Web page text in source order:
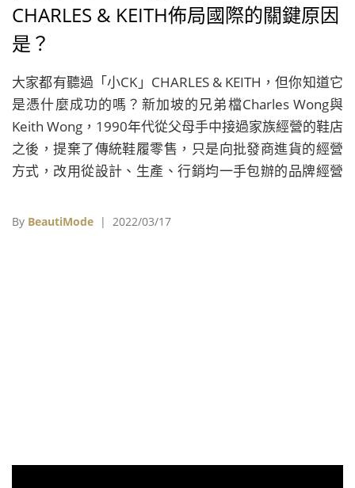
CHARLES & KEITH佈局國際的關鍵原因
是？
大家都有聽過「小CK」CHARLES & KEITH，但你知道它
是憑什麼成功的嗎？新加坡的兄弟檔Charles Wong與
Keith Wong，1990年代從父母手中接過家族經營的鞋店
之後，提棄了傳統鞋履零售，只是向批發商進貨的經營
方式，改用從設計、生產、行銷均一手包辦的品牌經營
By BeautiMode | 2022/03/17